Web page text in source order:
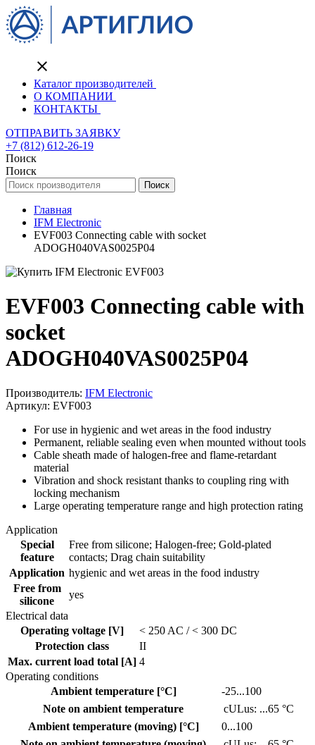
close
Каталог производителей
О КОМПАНИИ
КОНТАКТЫ
ОТПРАВИТЬ ЗАЯВКУ
+7 (812) 612-26-19
Поиск
Поиск
Поиск
Главная
IFM Electronic
EVF003 Connecting cable with socket
ADOGH040VAS0025P04
EVF003 Connecting cable with
socket
ADOGH040VAS0025P04
Производитель: IFM Electronic
Артикул: EVF003
For use in hygienic and wet areas in the food industry
Permanent, reliable sealing even when mounted without tools
Cable sheath made of halogen-free and flame-retardant
material
Vibration and shock resistant thanks to coupling ring with
locking mechanism
Large operating temperature range and high protection rating
Application
Special
feature
Free from silicone; Halogen-free; Gold-plated
contacts; Drag chain suitability
Application hygienic and wet areas in the food industry
Free from
silicone
yes
Electrical data
Operating voltage [V]
< 250 AC / < 300 DC
Protection class
II
Max. current load total [A] 4
Operating conditions
Ambient temperature [°C]
-25...100
Note on ambient temperature
cULus: ...65 °C
Ambient temperature (moving) [°C]
0...100